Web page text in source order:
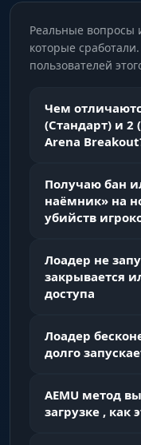
Show FOV
визуализация
настройка
мгновенная
попадании
No Recoil
полное
основной
игроков
Реальные
которые
пользователей
Чем
(Стандарт) и 2
Arena
Получаю бан
наёмник» на
убийств
Лоадер не
закрывается
доступа
Лоадер
долго
AEMU метод
загрузке , как